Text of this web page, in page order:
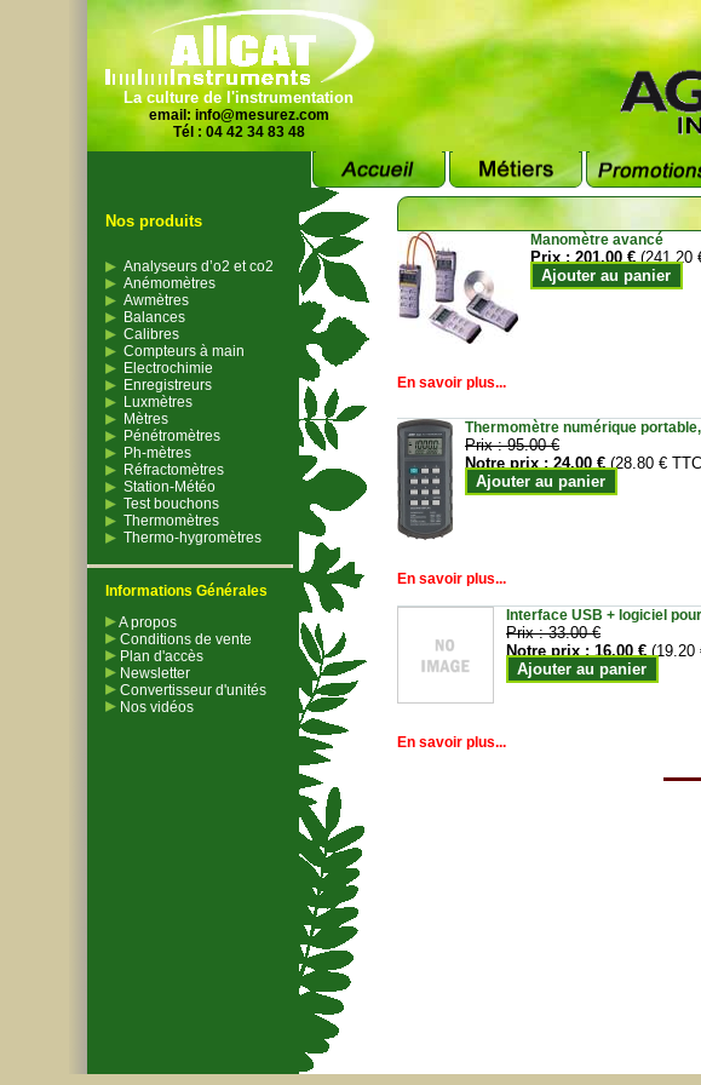
La culture de l'instrumentation
email: info@mesurez.com
Tél : 04 42 34 83 48
Nos produits
Analyseurs d’o2 et co2
Anémomètres
Awmètres
Balances
Calibres
Compteurs à main
Electrochimie
Enregistreurs
Luxmètres
Mètres
Pénétromètres
Ph-mètres
Réfractomètres
Station-Météo
Test bouchons
Thermomètres
Thermo-hygromètres
Informations Générales
A propos
Conditions de vente
Plan d'accès
Newsletter
Convertisseur d'unités
Nos vidéos
Manomètre avancé
Prix :201.00 € (241.20
Ajouter au panier
En savoir plus...
Thermomètre numérique
Prix :95.00 €
Notre prix :24.00 € (28.80 €
Ajouter au panier
En savoir plus...
Interface USB + logiciel
Prix :33.00 €
Notre prix :16.00 € (19.20
Ajouter au panier
En savoir plus...